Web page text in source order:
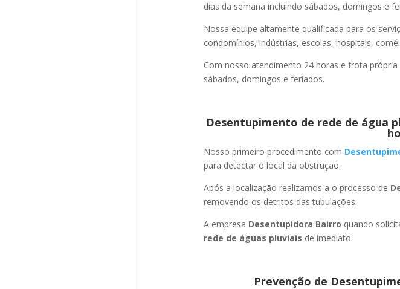
dias da semana incluindo sábados, domingos e
Nossa equipe altamente qualificada para os
condomínios, indústrias, escolas, hospitais,
Com nosso atendimento 24 horas e frota
sábados, domingos e feriados.
Desentupimento de rede de água
Nosso primeiro procedimento com
para detectar o local da obstrução.
Após a localização realizamos a o processo de
removendo os detritos das tubulações.
A empresa Desentupidora Bairro quando
rede de águas pluviais de imediato.
Prevenção de